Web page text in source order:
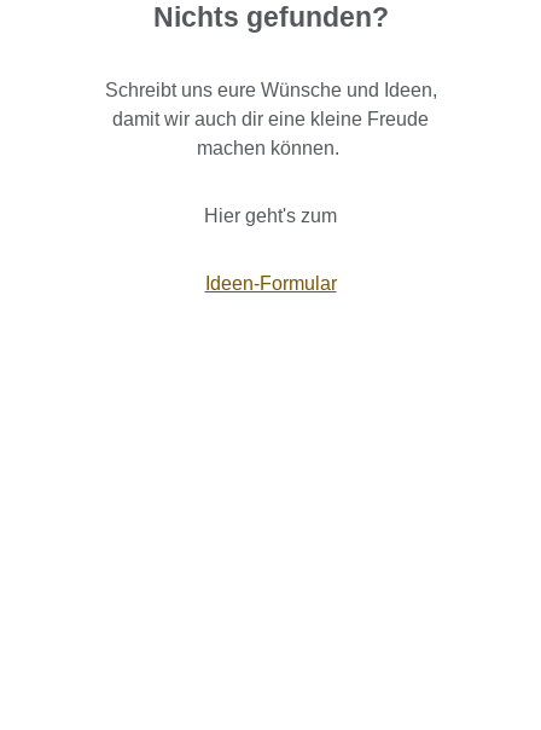
Nichts gefunden?
Schreibt uns eure Wünsche und Ideen,
damit wir auch dir eine kleine Freude
machen können.
Hier geht's zum
Ideen-Formular